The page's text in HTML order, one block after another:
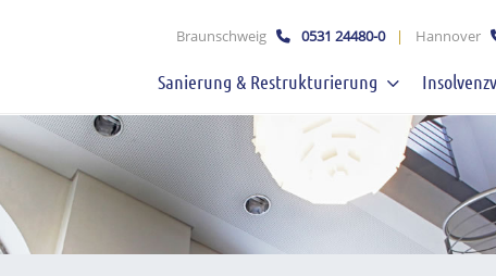
Braunschweig 0531 24480-0 | Hannover
Sanierung & Restrukturierung